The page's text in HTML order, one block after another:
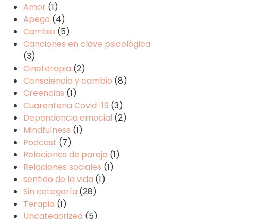
Amor (1)
Apego (4)
Cambio (5)
Canciones en clave psicológica
(3)
Cineterapia (2)
Consciencia y cambio (8)
Creencias (1)
Cuarentena Covid-19 (3)
Dependencia emocial (2)
Mindfulness (1)
Podcast (7)
Relaciones de pareja (1)
Relaciones sociales (1)
sentido de la vida (1)
Sin categoría (28)
Terapia (1)
Uncategorized (5)